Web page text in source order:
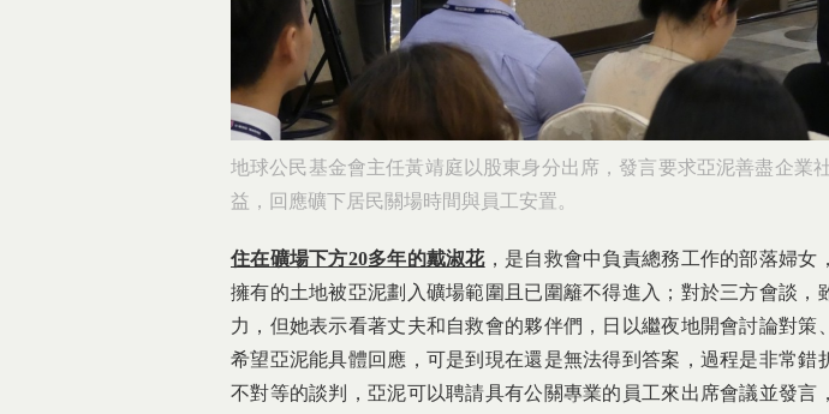
地球公民基金會主任黃靖庭以股東身分出席，發言要求亞泥善盡企業
益，回應礦下居民關場時間與員工安置。
住在礦場下方20多年的戴淑花，是自救會中負責總務工作的部落婦女
擁有的土地被亞泥劃入礦場範圍且已圍籬不得進入；對於三方會談，
力，但她表示看著丈夫和自救會的夥伴們，日以繼夜地開會討論對策
希望亞泥能具體回應，可是到現在還是無法得到答案，過程是非常錯
不對等的談判，亞泥可以聘請具有公關專業的員工來出席會議並發言